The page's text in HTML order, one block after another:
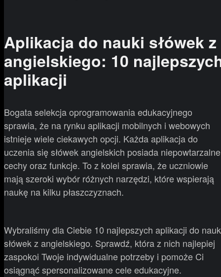
Aplikacja do nauki słówek z
angielskiego: 10
aplikacji
Bogata selekcja oprogramowania edukacyjnego
sprawia, że na rynku aplikacji mobilnych i webowych
istnieje wiele ciekawych opcji. Każda aplikacja do
uczenia się słówek angielskich posiada niepowtarzalne
cechy oraz funkcje. To z kolei sprawia, że uczniowie
mają szeroki wybór różnych narzędzi, które wspierają
naukę na kilku płaszczyznach.
Wybraliśmy dla Ciebie 10 najlepszych aplikacji do
słówek z angielskiego. Sprawdź, która z nich najlepiej
zaspokoi Twoje indywidualne potrzeby i pomoże Ci
osiągnąć spersonalizowane cele edukacyjne.